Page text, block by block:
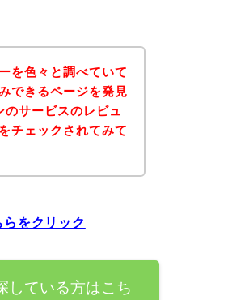
を色々と調べていて
できるページを発見
のサービスのレビュ
チェックされてみて
をクリック
している方はこち